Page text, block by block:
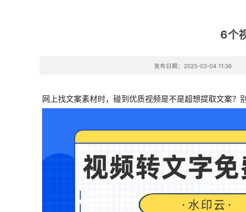
6个
发布日期：2025-03-04 11:36
网上找文案素材时，碰到优质视频是不是超想提取文案？